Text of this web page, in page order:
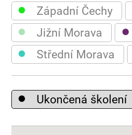
● Západní Čechy
● Jižní Morava ●
● Střední Morava
● Ukončená školení